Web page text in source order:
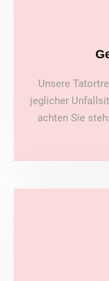
Unsere
jeglicher
achten Sie